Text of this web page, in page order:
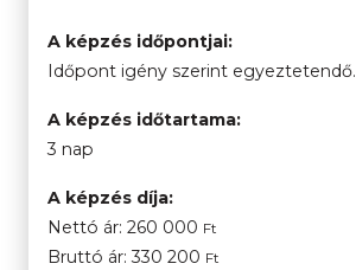
A képzés időpontjai:
Időpont igény szerint egyeztetendő.
A képzés időtartama:
3 nap
A képzés díja:
Nettó ár: 260 000 Ft
Bruttó ár:330 200 Ft